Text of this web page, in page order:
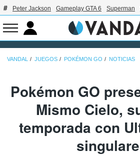
Peter Jackson Gameplay GTA 6 Superman
VANDAL JUEGOS POKÉMON GO NOTICIAS
Pokémon GO
Mismo Cielo,
temporada con